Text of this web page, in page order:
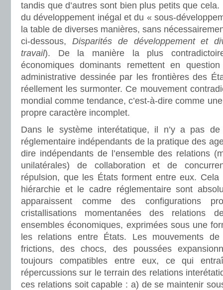
tandis que d’autres sont bien plus petits que
du développement inégal et du « sous-
la table de diverses manières, sans
ci-dessous, Disparités de développement et
travail). De la manière la plus
économiques dominants remettent en
administrative dessinée par les frontières des
réellement les surmonter. Ce mouvement
mondial comme tendance, c’est-à-dire comme
propre caractère incomplet.
Dans le système interétatique, il n’y a pas
réglementaire indépendants de la pratique des
dire indépendants de l’ensemble des relations
unilatérales) de collaboration et de
répulsion, que les États forment entre eux.
hiérarchie et le cadre réglementaire sont
apparaissent comme des configurations
cristallisations momentanées des relations
ensembles économiques, exprimées sous une
les relations entre États. Les mouvements
frictions, des chocs, des poussées
toujours compatibles entre eux, ce qui
répercussions sur le terrain des relations
ces relations soit capable : a) de se maintenir